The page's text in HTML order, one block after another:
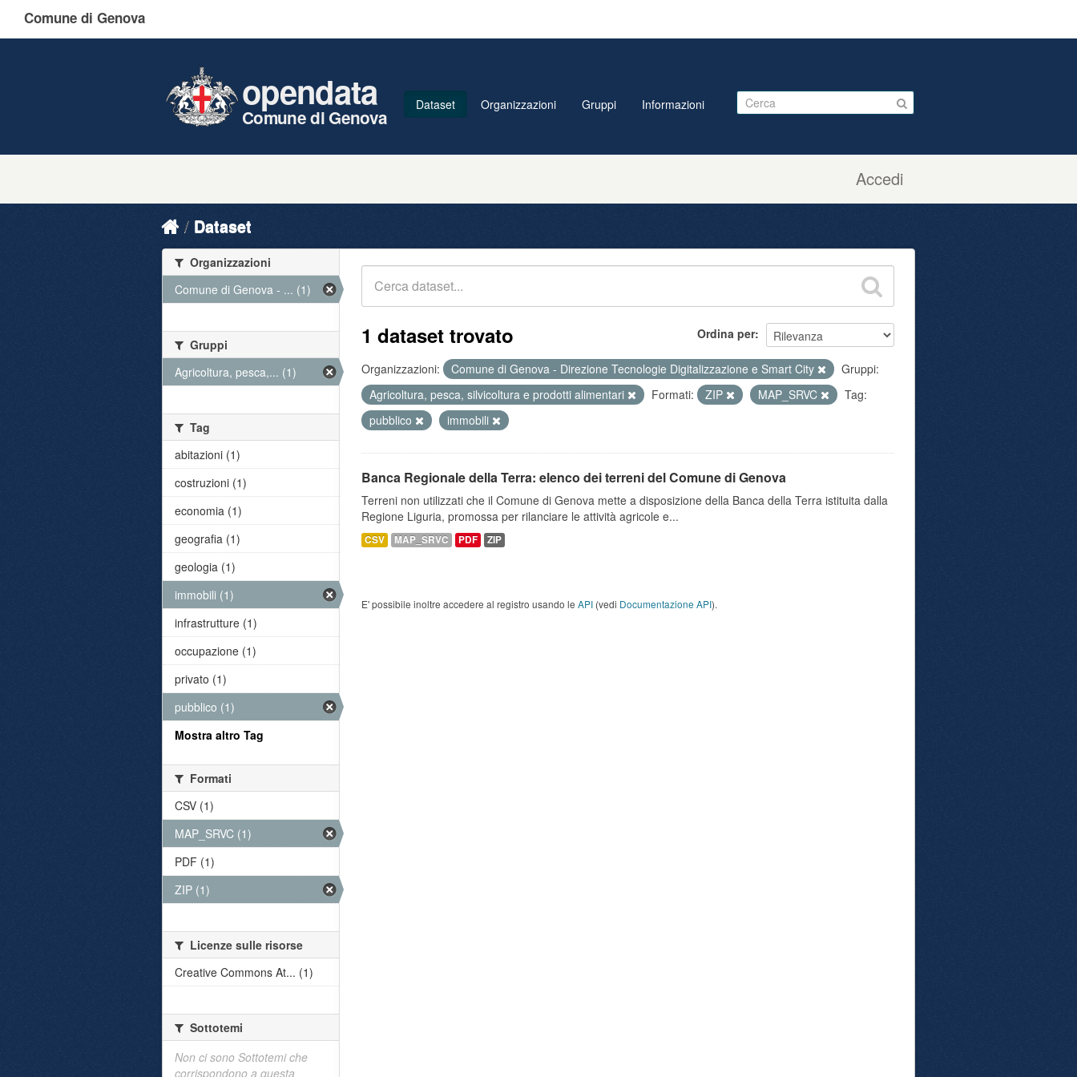
Comune di Genova
Accedi
opendata
Comune di Genova
Dataset Organizzazioni Gruppi Informazioni
Dataset
Ordina per
1 dataset trovato
Organizzazioni: Comune di Genova - Direzione Tecnologie Digitalizzazione e Smart City
Gruppi:
Agricoltura, pesca, silvicoltura e prodotti alimentari
Formati: ZIP MAP_SRVC
Tag:
pubblico
immobili
Banca Regionale della Terra: elenco dei terreni del Comune di Genova
Terreni non utilizzati che il Comune di Genova mette a disposizione della Banca della Terra istituita dalla
Regione Liguria, promossa per rilanciare le attività agricole e...
CSV MAP_SRVC PDF ZIP
E' possibile inoltre accedere al registro usando le API (vedi Documentazione API).
Organizzazioni
Comune di Genova - ... (1)
Gruppi
Agricoltura, pesca,... (1)
Tag
abitazioni (1)
costruzioni (1)
economia (1)
geografia (1)
geologia (1)
immobili (1)
infrastrutture (1)
occupazione (1)
privato (1)
pubblico (1)
Mostra altro Tag
Formati
CSV (1)
MAP_SRVC (1)
PDF (1)
ZIP (1)
Licenze sulle risorse
Creative Commons At... (1)
Sottotemi
Non ci sono Sottotemi che
corrispondono a questa